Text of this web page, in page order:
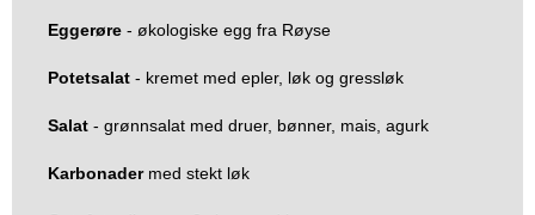
Eggerøre - økologiske egg fra Røyse
Potetsalat - kremet med epler, løk og gressløk
Salat - grønnsalat med druer, bønner, mais, agurk
Karbonadermed stekt løk